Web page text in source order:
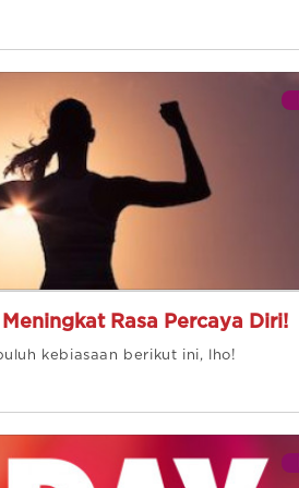
Rasa Percaya Diri!
kebiasaan berikut ini, lho!